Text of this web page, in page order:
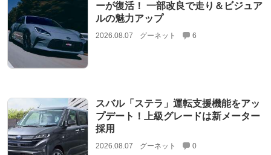
ーが復活！ 一部改良で走り＆ビジュア
ルの魅力アップ
2026.08.07 グーネット 6
スバル「ステラ」運転支援機能をアッ
プデート！上級グレードは新メーター
採用
2026.08.07 グーネット 0